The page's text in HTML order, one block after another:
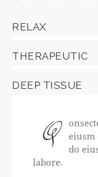
RELAX
THERAPEUTIC
DEEP TISSUE
Q
eiusm
do
labore.